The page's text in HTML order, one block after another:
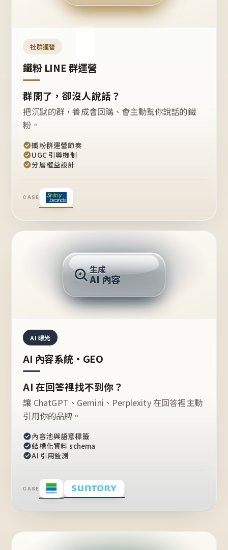
開團
嗎？
社群運營
鐵粉 LINE 群運營
群開了，卻沒人說話？
把沉默的群，養成會回購、會主動幫你說話的鐵
粉。
鐵粉群運營節奏
UGC 引導機制
分層權益設計
CASE
推薦的台灣品牌？
生成
AI 內容
AI 曝光
AI 內容系統・GEO
AI 在回答裡找不到你？
讓 ChatGPT、Gemini、Perplexity 在回答裡主動
引用你的品牌。
內容池與語意標籤
結構化資料 schema
AI 引用監測
CASE